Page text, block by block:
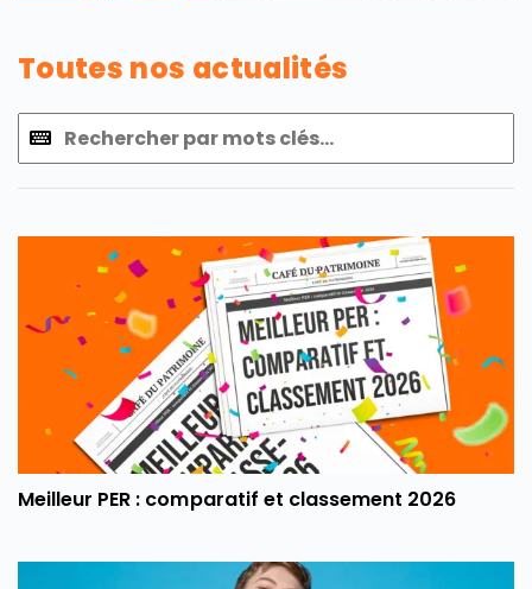
Toutes nos actualités
Meilleur PER : comparatif et classement 2026